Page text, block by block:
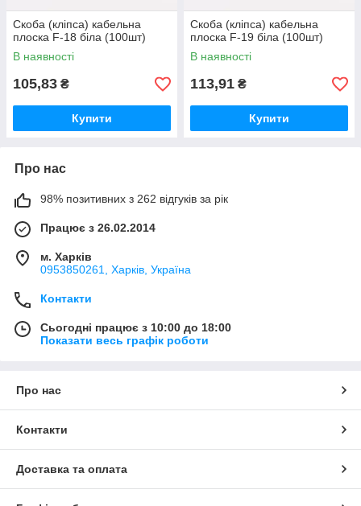
Скоба (кліпса) кабельна
плоска F-18 біла (100шт)
В наявності
105,83 ₴
Купити
Скоба (кліпса) кабельна
плоска F-19 біла (100шт)
В наявності
113,91 ₴
Купити
Про нас
98% позитивних з 262 відгуків за рік
Працює з 26.02.2014
м. Харків
0953850261, Харків, Україна
Контакти
Сьогодні працює з 10:00 до 18:00
Показати весь графік роботи
Про нас
Контакти
Доставка та оплата